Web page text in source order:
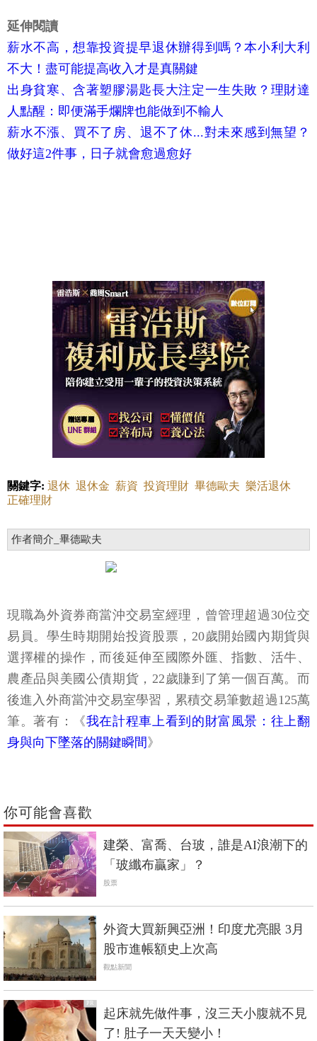
延伸閱讀
薪水不高，想靠投資提早退休辦得到嗎？本小利大利
不大！盡可能提高收入才是真關鍵
出身貧寒、含著塑膠湯匙長大注定一生失敗？理財達
人點醒：即便滿手爛牌也能做到不輸人
薪水不漲、買不了房、退不了休...對未來感到無望？
做好這2件事，日子就會愈過愈好
關鍵字: 退休 退休金 薪資 投資理財 畢德歐夫 樂活退休
正確理財
作者簡介_畢德歐夫
現職為外資券商當沖交易室經理，曾管理超過30位交
易員。學生時期開始投資股票，20歲開始國內期貨與
選擇權的操作，而後延伸至國際外匯、指數、活牛、
農產品與美國公債期貨，22歲賺到了第一個百萬。而
後進入外商當沖交易室學習，累積交易筆數超過125萬
筆。著有：《我在計程車上看到的財富風景：往上翻
身與向下墜落的關鍵瞬間 》
你可能會喜歡
建榮、富喬、台玻，誰是AI浪潮下的
「玻纖布贏家」？
股票
外資大買新興亞洲！印度尤亮眼 3月
股市進帳額史上次高
觀點新聞
PR
起床就先做件事，沒三天小腹就不見
了! 肚子一天天變小！